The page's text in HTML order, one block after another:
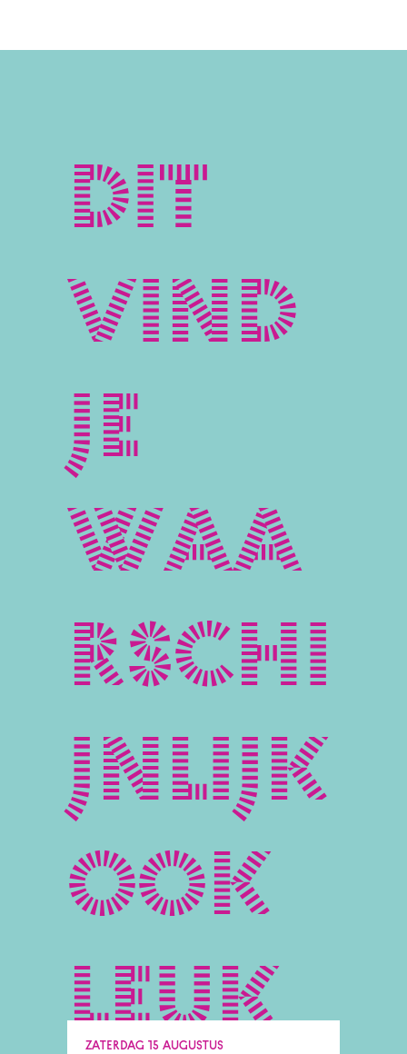
Dit
vind
je
waa
rschi
jnlijk
ook
leuk
zaterdag 15 augustus